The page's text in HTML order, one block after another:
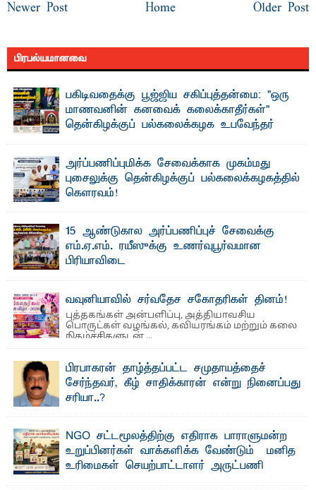
Newer Post Older Post
Home
பிரபல்யமானவை
பகிடிவதைக்கு பூஜ்ஜிய சகிப்புத்தன்மை: "ஒரு
மாணவனின் கனவைக் கலைக்காதீர்கள்" –
தென்கிழக்குப் பல்கலைக்கழக உபவேந்தர்
"ஒ ரு மாணவனின் அல்லது மாணவியின் கனவு என்னால்
கலைக்கப்படாது" என்ற உறுதியை ஒவ்வொரு மாணவரும் ...
அர்ப்பணிப்புமிக்க சேவைக்காக முகம்மது
புசைலுக்கு தென்கிழக்குப் பல்கலைக்கழகத்தில்
கௌரவம்!
15 ஆண்டுகால அர்ப்பணிப்புச் சேவைக்கு
எம்.ஏ.எம். ரயீஸுக்கு உணர்வுபூர்வமான
பிரியாவிடை
வவுனியாவில் சர்வதேச சகோதரிகள் தினம்!
புத்தகங்கள் அன்பளிப்பு, அத்தியாவசிய
பொருட்கள் வழங்கல், கவியரங்கம் மற்றும் கலை
நிகழ்ச்சிகளுடன் ...
பிரபாகரன் தாழ்த்தப்பட்ட சமுதாயத்தைச்
சேர்ந்தவர், கீழ் சாதிக்காரன் என்று நினைப்பது
சரியா..?
NGO சட்டமூலத்திற்கு எதிராக பாராளுமன்ற
உறுப்பினர்கள் வாக்களிக்க வேண்டும் – மனித
உரிமைகள் செயற்பாட்டாளர் அருட்பணி